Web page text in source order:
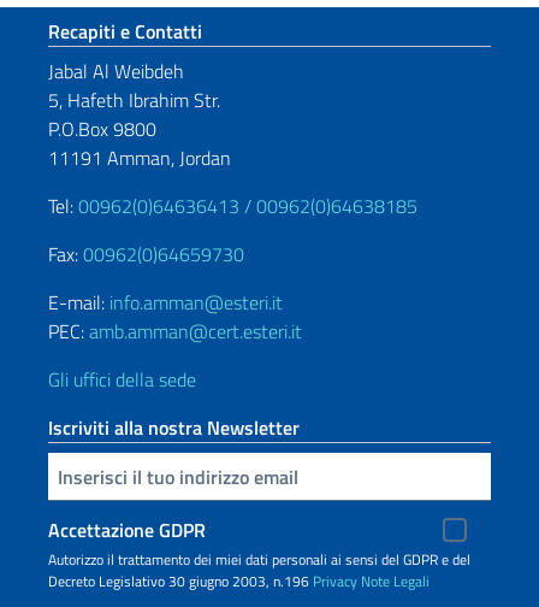
Sezione footer
Recapiti e Contatti
Jabal Al Weibdeh
5, Hafeth Ibrahim Str.
P.O.Box 9800
11191 Amman, Jordan
Tel:00962(0)64636413 /00962(0)64638185
Fax:00962(0)64659730
E-mail: info.amman@esteri.it
PEC:amb.amman@cert.esteri.it
Gli uffici della sede
Iscriviti alla nostra Newsletter
Inserisci la tua email
Accettazione GDPR
Autorizzo il trattamento dei miei dati personali ai sensi del GDPR e del
Decreto Legislativo 30 giugno 2003, n.196 Privacy Note Legali